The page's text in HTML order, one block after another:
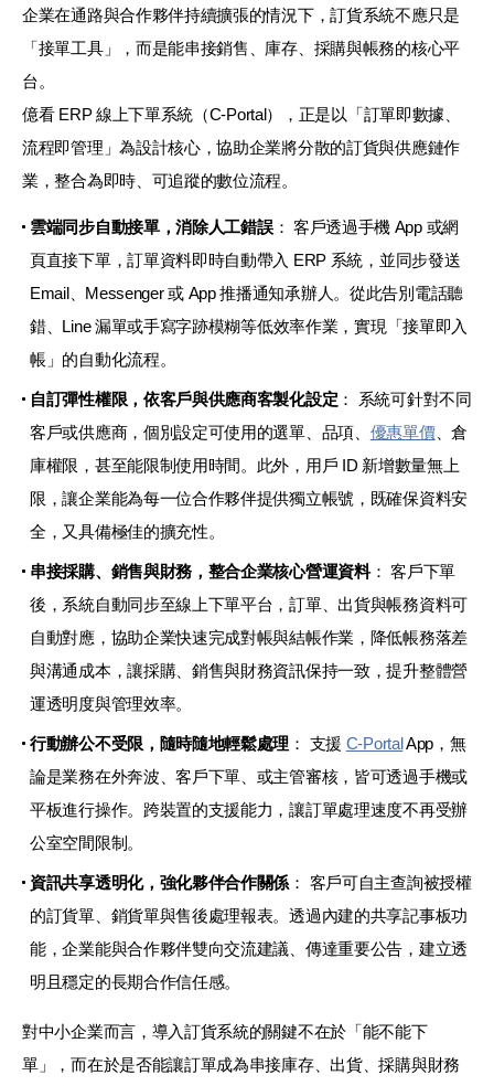
企業在通路與合作夥伴持續擴張的情況下，訂貨系統不應只是
「接單工具」，而是能串接銷售、庫存、採購與帳務的核心平
台。
億看 ERP 線上下單系統（C-Portal），正是以「訂單即數據、
流程即管理」為設計核心，協助企業將分散的訂貨與供應鏈作
業，整合為即時、可追蹤的數位流程。
雲端同步自動接單，消除人工錯誤： 客戶透過手機 App 或網
頁直接下單，訂單資料即時自動帶入 ERP 系統，並同步發送
Email、Messenger 或 App 推播通知承辦人。從此告別電話聽
錯、Line 漏單或手寫字跡模糊等低效率作業，實現「接單即入
帳」的自動化流程。
自訂彈性權限，依客戶與供應商客製化設定 ： 系統可針對不同
客戶或供應商，個別設定可使用的選單、品項、 優惠單價、倉
庫權限，甚至能限制使用時間。此外，用戶 ID 新增數量無上
限，讓企業能為每一位合作夥伴提供獨立帳號，既確保資料安
全，又具備極佳的擴充性。
串接採購、銷售與財務，整合企業核心營運資料： 客戶下單
後，系統自動同步至線上下單平台，訂單、出貨與帳務資料可
自動對應，協助企業快速完成對帳與結帳作業，降低帳務落差
與溝通成本，讓採購、銷售與財務資訊保持一致，提升整體營
運透明度與管理效率。
行動辦公不受限，隨時隨地輕鬆處理 ： 支援 C-PortalApp，無
論是業務在外奔波、客戶下單、或主管審核，皆可透過手機或
平板進行操作。跨裝置的支援能力，讓訂單處理速度不再受辦
公室空間限制。
資訊共享透明化，強化夥伴合作關係 ： 客戶可自主查詢被授權
的訂貨單、銷貨單與售後處理報表。透過內建的共享記事板功
能，企業能與合作夥伴雙向交流建議、傳達重要公告，建立透
明且穩定的長期合作信任感。
對中小企業而言，導入訂貨系統的關鍵不在於「能不能下
單」，而在於是否能讓訂單成為串接庫存、出貨、採購與財務